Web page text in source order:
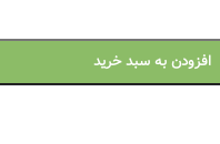
افزودن به سبد خرید